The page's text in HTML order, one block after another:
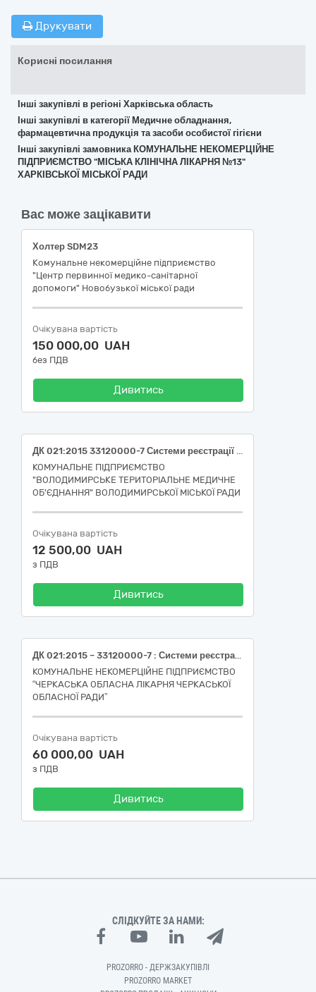
Друкувати
Корисні посилання
Інші закупівлі в регіоні Харківська область
Інші закупівлі в категорії Медичне обладнання,
фармацевтична продукція та засоби особистої гігієни
Інші закупівлі замовника КОМУНАЛЬНЕ НЕКОМЕРЦІЙНЕ
ПІДПРИЄМСТВО "МІСЬКА КЛІНІЧНА ЛІКАРНЯ №13"
ХАРКІВСЬКОЇ МІСЬКОЇ РАДИ
Вас може зацікавити
Холтер SDM23
Комунальне некомерційне підприємство
"Центр первинної медико-санітарної
допомоги" Новобузької міської ради
Очікувана вартість
150 000,00 UAH
без ПДВ
Дивитись
ДК 021:2015 33120000-7 Системи реєстрації медичної інформації та дослідне обладнання (Гель для ЕКГ, водорозчинний, електропровідний, 4500 мл, пакет)
КОМУНАЛЬНЕ ПІДПРИЄМСТВО
"ВОЛОДИМИРСЬКЕ ТЕРИТОРІАЛЬНЕ МЕДИЧНЕ
ОБ'ЄДНАННЯ" ВОЛОДИМИРСЬКОЇ МІСЬКОЇ РАДИ
Очікувана вартість
12 500,00 UAH
з ПДВ
Дивитись
ДК 021:2015 – 33120000-7 : Системи реєстрації медичної інформації та дослідне обладнання (НК 024:2023 : 35362 - Індикатор хімічний/фізичний для контролювання стерилізації)»
КОМУНАЛЬНЕ НЕКОМЕРЦІЙНЕ ПІДПРИЄМСТВО
“ЧЕРКАСЬКА ОБЛАСНА ЛІКАРНЯ ЧЕРКАСЬКОЇ
ОБЛАСНОЇ РАДИ”
Очікувана вартість
60 000,00 UAH
з ПДВ
Дивитись
СЛІДКУЙТЕ ЗА НАМИ:
PROZORRO - ДЕРЖЗАКУПІВЛІ
PROZORRO MARKET